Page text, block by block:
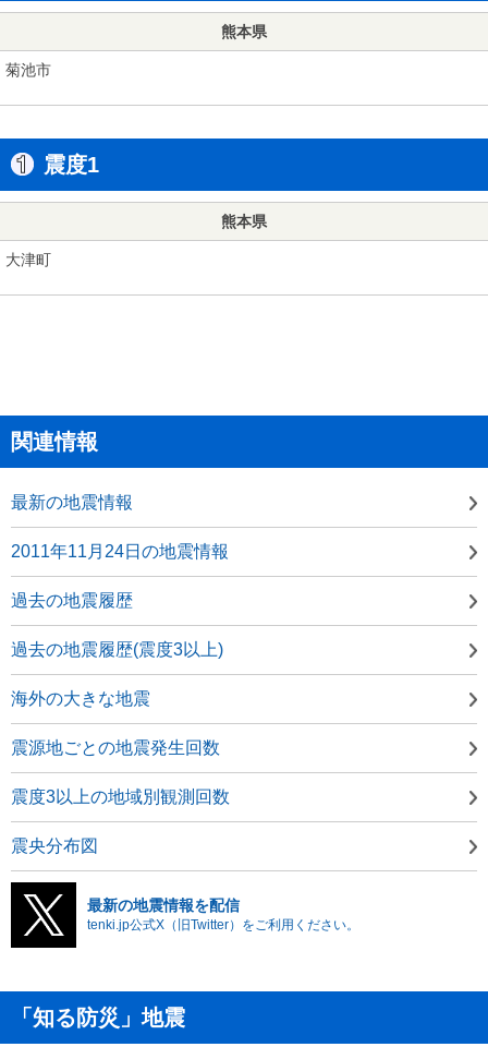
熊本県
菊池市
震度1
熊本県
大津町
関連情報
最新の地震情報
2011年11月24日の地震情報
過去の地震履歴
過去の地震履歴(震度3以上)
海外の大きな地震
震源地ごとの地震発生回数
震度3以上の地域別観測回数
震央分布図
最新の地震情報を配信
tenki.jp公式X（旧Twitter）をご利用ください。
「知る防災」地震